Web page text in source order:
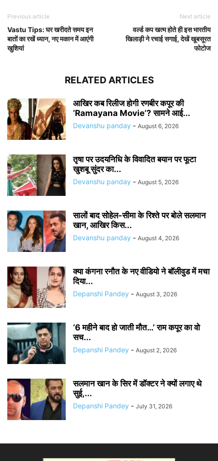
Previous article
Vastu Tips: घर खरीदते समय इन
बातों का रखें ध्यान, नए मकान में आएंगी
खुशियां
Next article
वर्ल्ड कप खत्म होते ही इस भारतीय
खिलाड़ी ने रचाई सगाई, देखें खूबसूरत
फोटोज
RELATED ARTICLES
आखिर कब रिलीज होगी रणबीर कपूर की
‘Ramayana Movie’? सामने आई...
Devanshu panday - August 6, 2026
तृषा पर उदयनिधि के विवादित बयान पर फूटा
खुशबू सुंदर का...
Devanshu panday - August 5, 2026
सालों बाद सोहेल-सीमा के रिश्ते पर बोले सलमान
खान, आखिर किस...
Devanshu panday - August 4, 2026
क्या कंगना रनौत के नए वीडियो ने बॉलीवुड में मचा
दिया...
Depanshi Pandey - August 3, 2026
‘6 महीने बाद हो जाती मौत…’ राम कपूर का वो
सच...
Depanshi Pandey - August 2, 2026
सलमान खान के सिर में डॉक्टर ने क्यों लगाए थे
सुई,...
Depanshi Pandey - July 31, 2026